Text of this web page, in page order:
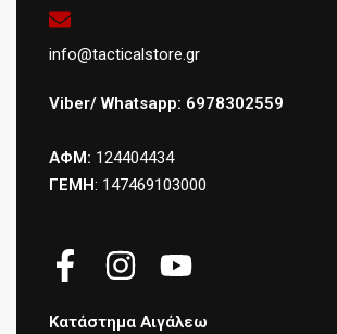
info@tacticalstore.gr
Viber/ Whatsapp: 6978302559
ΑΦΜ: 124404434
ΓΕΜΗ: 147469103000
Κατάστημα Αιγάλεω